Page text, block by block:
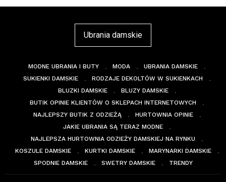
Ubrania damskie
MODNE UBRANIA I BUTY MODA
UBRANIA DAMSKIE
SUKIENKI DAMSKIE
RODZAJE DEKOLTÓW W SUKIENKACH
BLUZKI DAMSKIE
BLUZY DAMSKIE
BUTIK OPINIE KLIENTÓW O SKLEPACH INTERNETOWYCH
NAJLEPSZY BUTIK Z ODZIEŻĄ
HURTOWNIA OPINIE
JAKIE UBRANIA SĄ TERAZ MODNE
NAJLEPSZA HURTOWNIA ODZIEŻY DAMSKIEJ NA RYNKU
KOSZULE DAMSKIE
KURTKI DAMSKIE
MARYNARKI DAMSKIE
SPODNIE DAMSKIE
SWETRY DAMSKIE TRENDY